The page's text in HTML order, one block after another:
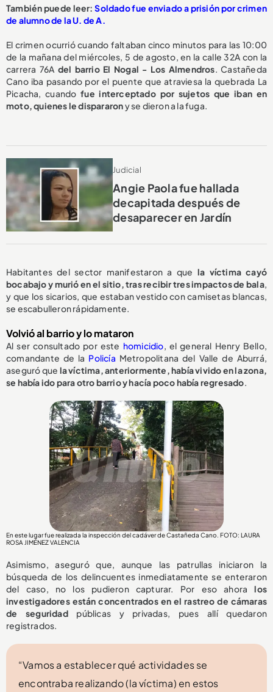
También puede leer:Soldado fue enviado a prisión por crimen
de alumno de la U. de A.
El crimen ocurrió cuando faltaban cinco minutos para las 10:00
de la mañana del miércoles, 5 de agosto, en la calle 32A con la
carrera 76A del barrio El Nogal - Los Almendros. Castañeda
Cano iba pasando por el puente que atraviesa la quebrada La
Picacha, cuandofue interceptado por sujetos que iban en
moto, quienes le dispararony se dieron a la fuga.
Judicial
Angie Paola fue hallada
decapitada después de
desaparecer en Jardín
Habitantes del sector manifestaron a que la víctima cayó
bocabajo y murió en el sitio, tras recibir tres impactos de bala,
y que los sicarios, que estaban vestido con camisetas blancas,
se escabulleron rápidamente.
Volvió al barrio y lo mataron
Al ser consultado por este homicidio, el general Henry Bello,
comandante de la Policía Metropolitana del Valle de Aburrá,
aseguró que la víctima, anteriormente, había vivido en la zona,
se había ido para otro barrio y hacía poco había regresado.
En este lugar fue realizada la inspección del cadáver de Castañeda Cano. FOTO: LAURA
ROSA JIMÉNEZ VALENCIA
Asimismo, aseguró que, aunque las patrullas iniciaron la
búsqueda de los delincuentes inmediatamente se enteraron
del caso, no los pudieron capturar. Por eso ahoralos
investigadores están concentrados en el rastreo de cámaras
de seguridad públicas y privadas, pues allí quedaron
registrados.
“Vamos a establecer qué actividades se
encontraba realizando (la víctima) en estos